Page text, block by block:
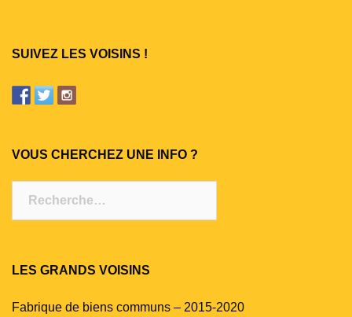
SUIVEZ LES VOISINS !
VOUS CHERCHEZ UNE INFO ?
LES GRANDS VOISINS
Fabrique de biens communs – 2015-2020